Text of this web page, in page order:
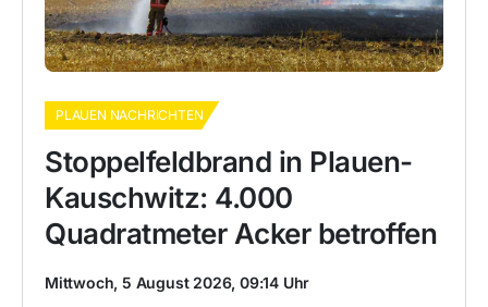
PLAUEN NACHRICHTEN
Stoppelfeldbrand in Plauen-
Kauschwitz: 4.000
Quadratmeter Acker betroffen
Mittwoch, 5 August 2026, 09:14 Uhr